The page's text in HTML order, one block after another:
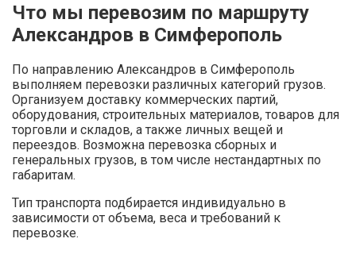
Что мы перевозим по маршруту
Александров в Симферополь
По направлению Александров в Симферополь
выполняем перевозки различных категорий грузов.
Организуем доставку коммерческих партий,
оборудования, строительных материалов, товаров для
торговли и складов, а также личных вещей и
переездов. Возможна перевозка сборных и
генеральных грузов, в том числе нестандартных по
габаритам.
Тип транспорта подбирается индивидуально в
зависимости от объема, веса и требований к
перевозке.